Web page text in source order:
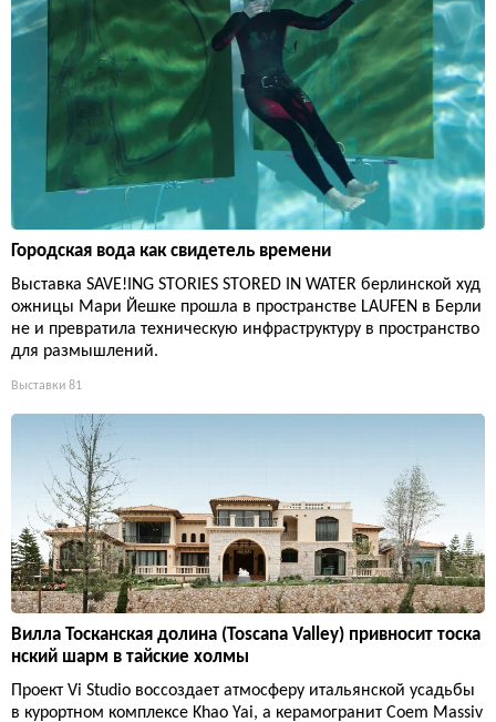
Городская вода как свидетель времени
Выставка SAVE!ING STORIES STORED IN WATER берлинской худ
ожницы Мари Йешке прошла в пространстве LAUFEN в Берли
не и превратила техническую инфраструктуру в пространство
для размышлений.
Выставки 81
Вилла Тосканская долина (Toscana Valley) привносит тоска
нский шарм в тайские холмы
Проект Vi Studio воссоздает атмосферу итальянской усадьбы
в курортном комплексе Khao Yai, а керамогранит Coem Massiv